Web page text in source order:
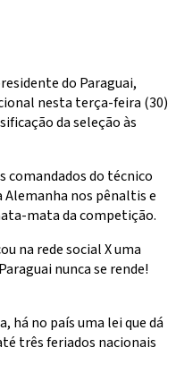
do Paraguai,
nesta terça-feira (30)
da seleção às
comandados do técnico
nos pênaltis e
mata da competição.
na rede social X uma
nunca se rende!
há no país uma lei que dá
três feriados nacionais